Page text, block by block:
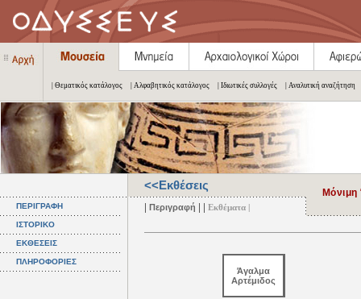
| Θεματικός κατάλογος | Αλφαβητικός κατάλογος | Ιδιωτικές συλλογές | Αναλυτική αναζήτηση
ΠΕΡΙΓΡΑΦΗ
ΙΣΤΟΡΙΚΟ
ΕΚΘΕΣΕΙΣ
ΠΛΗΡΟΦΟΡΙΕΣ
<<Εκθέσεις
| Περιγραφή | | Εκθέματα |
Άγαλμα
Αρτέμιδος